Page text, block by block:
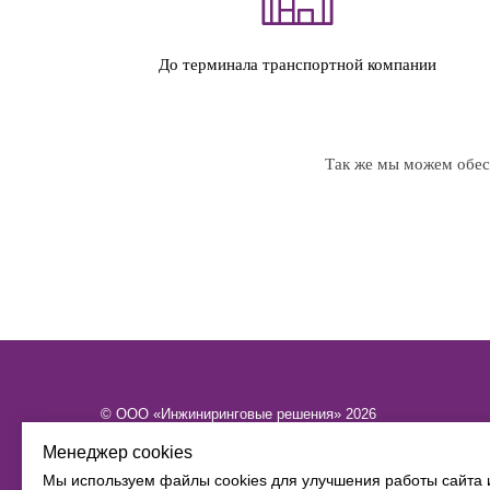
Менеджер cookies
Мы используем файлы cookies для улучшения работы сайта
До терминала транспортной компании
Так же мы можем
© ООО «Инжиниринговые решения» 2026
Политика конфиденциальности